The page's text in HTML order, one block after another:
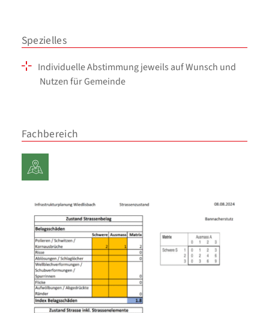
Spezielles
Individuelle Abstimmung jeweils auf Wunsch und
Nutzen für Gemeinde
Fachbereich
Planung